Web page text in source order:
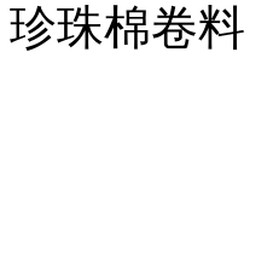
​​珍珠棉卷料